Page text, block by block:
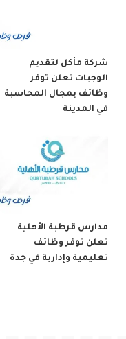
شركة مأكل لتقديم
الوجبات تعلن توفر
وظائف بمجال المحاسبة
في المدينة
مدارس قرطبة الأهلية
تعلن توفر وظائف
تعليمية وإدارية في جدة